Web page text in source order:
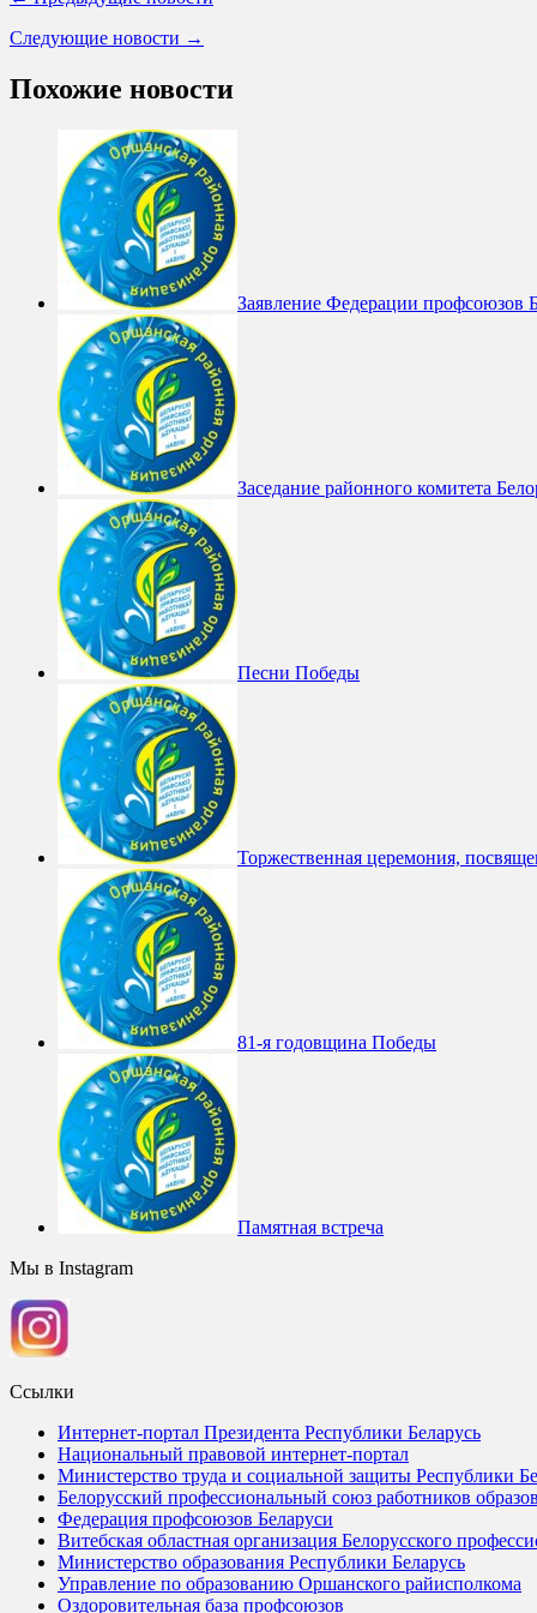
Следующие новости →
Похожие новости
Заявление Федерации профсоюзов
Заседание районного комитета
Песни Победы
Торжественная церемония,
81-я годовщина Победы
Памятная встреча
Мы в Instagram
Ссылки
Интернет-портал Президента Республики Беларусь
Национальный правовой интернет-портал
Министерство труда и социальной защиты Республики
Белорусский профессиональный союз работников
Федерация профсоюзов Беларуси
Витебская областная организация Белорусского
Министерство образования Республики Беларусь
Управление по образованию Оршанского райисполкома
Оздоровительная база профсоюзов